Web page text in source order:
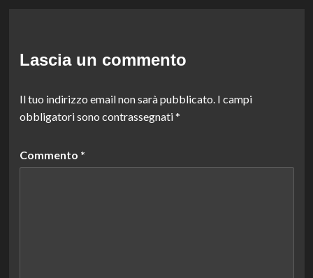
Lascia un commento
Il tuo indirizzo email non sarà pubblicato. I campi
obbligatori sono contrassegnati*
Commento *